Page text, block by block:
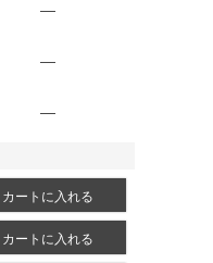
—
—
—
カートに入れる
カートに入れる